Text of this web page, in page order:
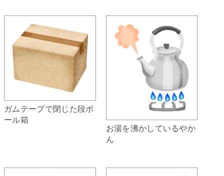
ガムテープで閉じた段ボ
ール箱
お湯を沸かしているやか
ん